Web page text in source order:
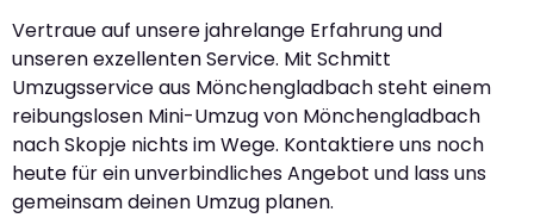
Vertraue auf unsere jahrelange Erfahrung und
unseren exzellenten Service. Mit Schmitt
Umzugsservice aus Mönchengladbach steht einem
reibungslosen Mini-Umzug von Mönchengladbach
nach Skopje nichts im Wege. Kontaktiere uns noch
heute für ein unverbindliches Angebot und lass uns
gemeinsam deinen Umzug planen.